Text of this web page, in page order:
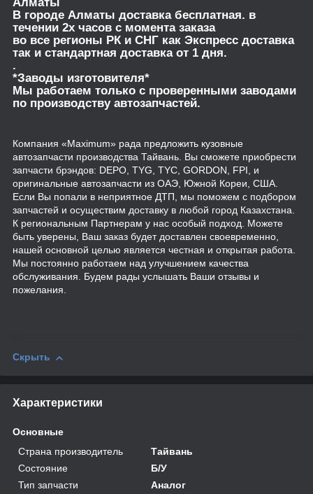
Алматы
В городе Алматы доставка бесплатная. в
течении 2х часов с момента заказа
во все регионы РК и СНГ как Экспресс доставка
так и стандартная доставка от 1 дня.
.
*Заводы изготовителя*
Мы работаем только с проверенными заводами
по производству автозапчастей.
Компания «Maximum» рада предложить кузовные
автозапчасти производства Тайвань. Вы сможете приобрести
запчасти брэндов: DEPO, TYG, TYC, GORDON, FPI, и
оригинальные автозапчасти из ОАЭ, Южной Кореи, США.
Если Вы попали в неприятное ДТП, мы поможем с подбором
запчастей и осуществим доставку в любой город Казахстана.
К региональным Партнерам у нас особый подход. Можете
быть уверены, Ваш заказ будет доставлен своевременно,
нашей основной целью является честная и открытая работа.
Мы постоянно работаем над улучшением качества
обслуживания. Будем рады услышать Ваши отзывы и
пожелания.
Скрыть
Характеристики
Основные
Страна производитель
Тайвань
Состояние
Б/У
Тип запчасти
Аналог